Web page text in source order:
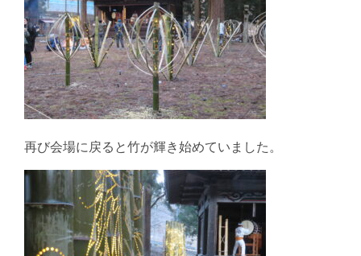
再び会場に戻ると竹が輝き始めていました。